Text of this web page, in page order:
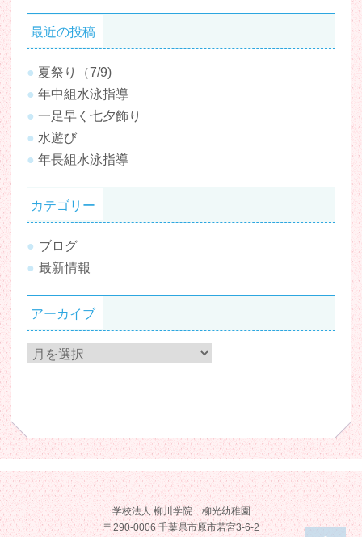
最近の投稿
夏祭り（7/9)
年中組水泳指導
一足早く七夕飾り
水遊び
年長組水泳指導
カテゴリー
ブログ
最新情報
アーカイブ
ア
ブ
学校法人 柳川学院 柳光幼稚園
〒290-0006 千葉県市原市若宮3-6-2